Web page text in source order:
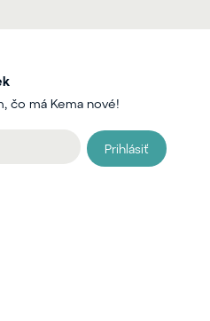
čo má Kema nové!
Prihlásiť